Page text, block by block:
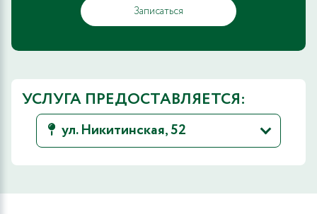
Записаться
УСЛУГА ПРЕДОСТАВЛЯЕТСЯ:
ул. Никитинская, 52